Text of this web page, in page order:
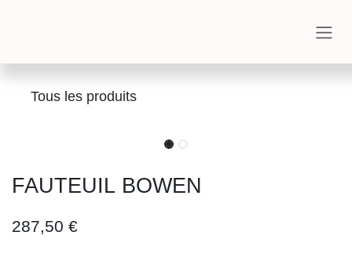
Tous les produits
FAUTEUIL BOWEN
287,50 €